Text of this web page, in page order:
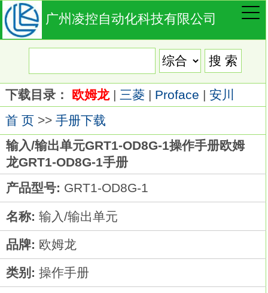
广州凌控自动化科技有限公司
下载目录： 欧姆龙| 三菱| Proface | 安川
首 页>> 手册下载
输入/输出单元GRT1-OD8G-1操作手册欧姆
龙GRT1-OD8G-1手册
产品型号: GRT1-OD8G-1
名称: 输入/输出单元
品牌: 欧姆龙
类别: 操作手册